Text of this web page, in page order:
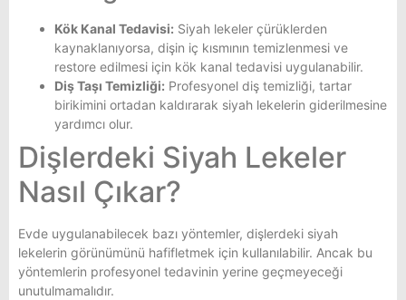
Kök Kanal Tedavisi: Siyah lekeler çürüklerden
kaynaklanıyorsa, dişin iç kısmının temizlenmesi ve
restore edilmesi için kök kanal tedavisi uygulanabilir.
Diş Taşı Temizliği: Profesyonel diş temizliği, tartar
birikimini ortadan kaldırarak siyah lekelerin giderilmesine
yardımcı olur.
Dişlerdeki Siyah Lekeler
Nasıl Çıkar?
Evde uygulanabilecek bazı yöntemler, dişlerdeki siyah
lekelerin görünümünü hafifletmek için kullanılabilir. Ancak bu
yöntemlerin profesyonel tedavinin yerine geçmeyeceği
unutulmamalıdır.